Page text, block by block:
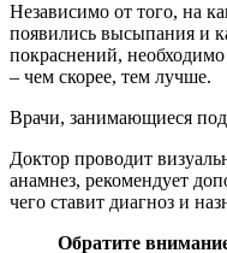
Независимо от того, на
появились высыпания и
покраснений,
– чем скорее, тем лучше.
Врачи, занимающиеся
Доктор проводит
анамнез, рекомендует
чего ставит диагноз и
Обратите